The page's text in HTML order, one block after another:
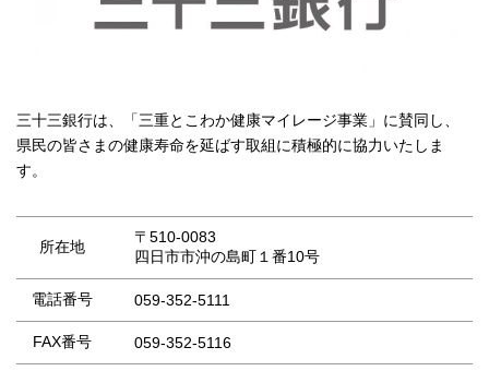
三十三銀行は、「三重とこわか健康マイレージ事業」に賛同し、
県民の皆さまの健康寿命を延ばす取組に積極的に協力いたしま
す。
所在地
〒510-0083
四日市市沖の島町１番10号
電話番号 059-352-5111
FAX番号 059-352-5116